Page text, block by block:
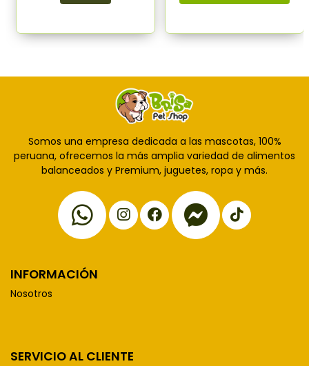
Somos una empresa dedicada a las mascotas, 100%
peruana, ofrecemos la más amplia variedad de alimentos
balanceados y Premium, juguetes, ropa y más.
INFORMACIÓN
Nosotros
SERVICIO AL CLIENTE